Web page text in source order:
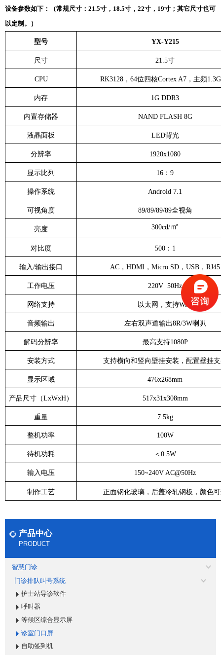
设备参数如下：（常规尺寸： 21.5寸，18.5寸，22寸，19寸；其它尺寸也可
以定制。）
型号 YX-Y215
尺寸 21.5寸
CPU RK3128，64位四核Cortex A7，主频
内存 1G DDR3
内置存储器 NAND FLASH 8G
液晶面板 LED背光
分辨率 1920x1080
显示比列 16：9
操作系统 Android 7.1
可视角度 89/89/89/89全视角
亮度 300cd/㎡
对比度 500：1
输入/输出接口 AC，HDMI，Micro SD，USB，RJ45
工作电压 220V 50Hz
网络支持 以太网，支持WiFi
音频输出 左右双声道输出8R/3W喇叭
解码分辨率 最高支持1080P
安装方式 支持横向和竖向壁挂安装，配置壁挂
显示区域 476x268mm
产品尺寸（LxWxH） 517x31x308mm
重量 7.5kg
整机功率 100W
待机功耗 ＜0.5W
输入电压 150~240V AC@50Hz
制作工艺 正面钢化玻璃，后盖冷轧钢板，颜色
产品中心
PRODUCT
智慧门诊
门诊排队叫号系统
护士站导诊软件
呼叫器
等候区综合显示屏
诊室门口屏
自助签到机